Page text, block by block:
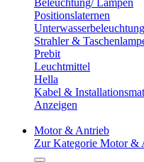
Beleuchtung/ Lampen
Positionslaternen
Unterwasserbeleuchtung
Strahler &
Prebit
Leuchtmittel
Hella
Kabel &
Anzeigen
Motor & Antrieb
Zur Kategorie Motor &